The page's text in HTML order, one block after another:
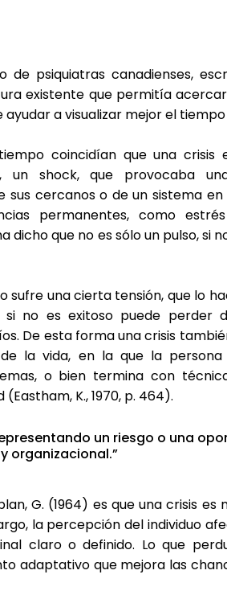
de psiquiatras canadienses,
existente que permitía
a visualizar mejor el
coincidían que una crisis
un shock, que provocaba
cercanos o de un sistema
permanentes, como
dicho que no es sólo un pulso, si
sufre una cierta tensión, que lo
no es exitoso puede perder
De esta forma una crisis
la vida, en la que la
o bien termina con
K., 1970, p. 464).
un riesgo o una
organizacional.”
G. (1964) es que una crisis
la percepción del individuo
claro o definido. Lo que
adaptativo que mejora las